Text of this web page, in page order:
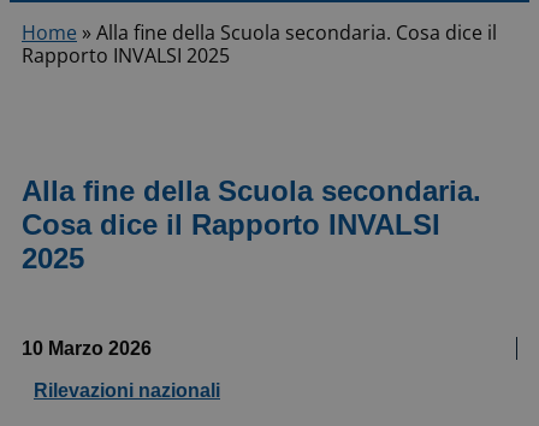
Home »Alla fine della Scuola secondaria. Cosa dice il
Rapporto INVALSI 2025
Alla fine della Scuola secondaria.
Cosa dice il Rapporto INVALSI
2025
10 Marzo 2026
Rilevazioni nazionali